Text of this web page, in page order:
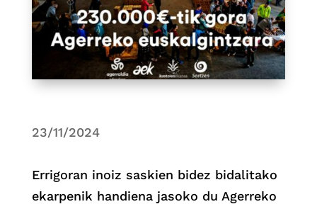
23/11/2024
Errigoran inoiz saskien bidez bidalitako
ekarpenik handiena jasoko du Agerreko